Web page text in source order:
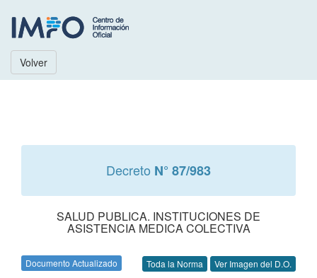
Volver
Decreto N° 87/983
SALUD PUBLICA. INSTITUCIONES DE
ASISTENCIA MEDICA COLECTIVA
Documento Actualizado Toda la Norma Ver Imagen del D.O.